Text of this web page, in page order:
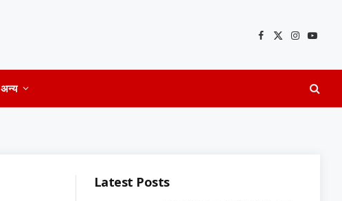
Facebook
X
Instagram
अन्य
Latest Posts